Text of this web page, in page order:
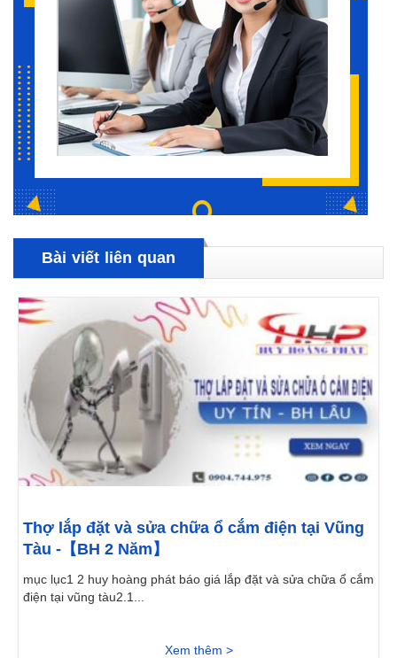
Bài viết liên quan
Thợ lắp đặt và sửa chữa ổ cắm điện tại Vũng
Tàu -【BH 2 Năm】
mục lục1 2 huy hoàng phát báo giá lắp đặt và sửa chữa ổ cắm
điện tại vũng tàu2.1...
Xem thêm >